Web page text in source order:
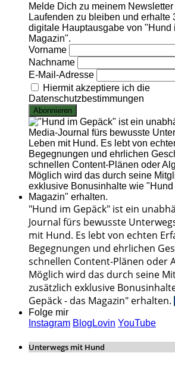
Melde Dich zu meinem
Laufenden zu bleiben und erhalte
digitale Hauptausgabe von "Hund
Magazin".
Vorname
Nachname
E-Mail-Adresse
Hiermit akzeptiere ich die
Datenschutzbestimmungen
"Hund im Gepäck" ist ein
Journal fürs bewusste
mit Hund. Es lebt von echten
Begegnungen und ehrlichen
schnellen Content-Plänen oder
Möglich wird das durch seine
zusätzlich exklusive
Gepäck - das Magazin" erhalten.
Folge mir
Instagram BlogLovin YouTube
Unterwegs mit Hund